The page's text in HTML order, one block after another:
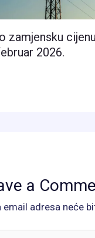
zamjensku
2026.
a
email adresa neće